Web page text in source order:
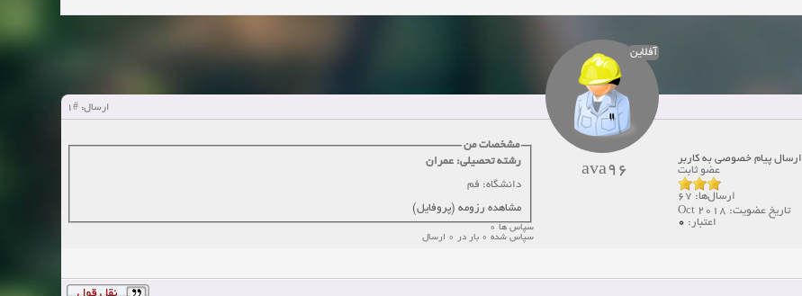
زمان:10-21-2024
مشاهده:0
ارسال:#1
آفلاین
ava96
ارسال پیام خصوصی به کاربر
عضو ثابت
ارسال‌ها: 67
تاریخ عضویت: Oct 2018
اعتبار: 0
مشخصات من
رشته تحصیلی: عمران
دانشگاه: فم
مشاهده رزومه (پروفایل)
سپاس ها 0
سپاس شده 0 بار در 0 ارسال